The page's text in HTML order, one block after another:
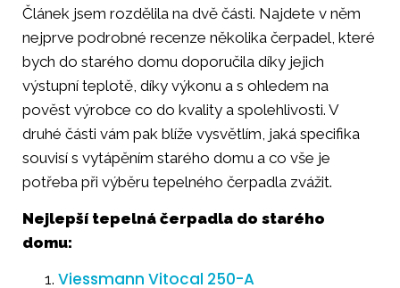
Článek jsem rozdělila na dvě části. Najdete v něm
nejprve podrobné recenze několika čerpadel, které
bych do starého domu doporučila díky jejich
výstupní teplotě, díky výkonu a s ohledem na
pověst výrobce co do kvality a spolehlivosti. V
druhé části vám pak blíže vysvětlím, jaká specifika
souvisí s vytápěním starého domu a co vše je
potřeba při výběru tepelného čerpadla zvážit.
Nejlepší tepelná čerpadla do starého
domu:
Viessmann Vitocal 250-A